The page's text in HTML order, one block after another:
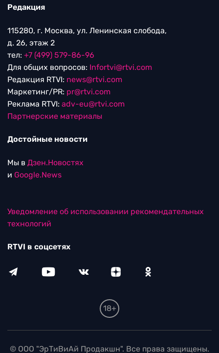
Редакция
115280, г. Москва, ул. Ленинская слобода,
д. 26, этаж 2
тел: +7 (499) 579-86-96
Для общих вопросов: Infortvi@rtvi.com
Редакция RTVI: news@rtvi.com
Маркетинг/PR: pr@rtvi.com
Реклама RTVI: adv-eu@rtvi.com
Партнерские материалы
Достойные новости
Мы в Дзен.Новостях
и Google.News
Уведомление об использовании рекомендательных
технологий
RTVI в соцсетях
18+
© ООО "ЭрТиВиАй Продакшн". Все права защищены.